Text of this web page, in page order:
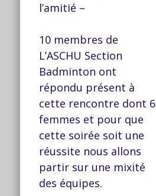
l’amitié –
10 membres de
L’ASCHU Section
Badminton ont
répondu présent à
cette rencontre dont 6
femmes et pour que
cette soirée soit une
réussite nous allons
partir sur une mixité
des équipes.